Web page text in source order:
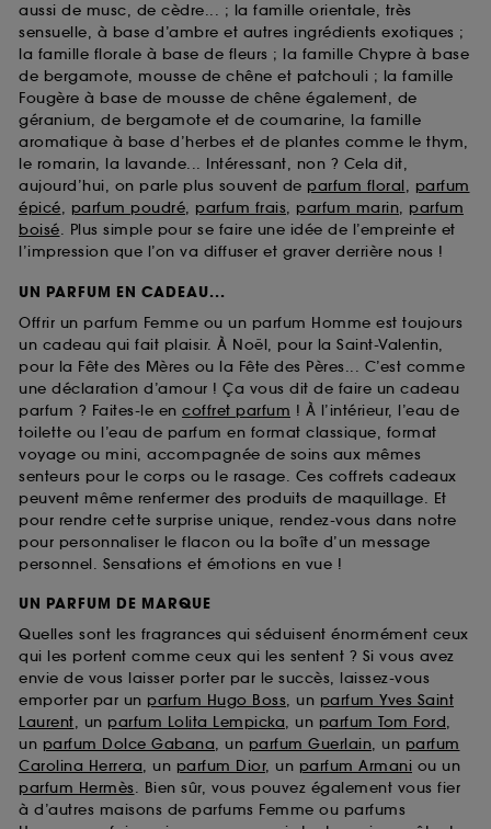
aussi de musc, de cèdre... ; la famille orientale, très
sensuelle, à base d’ambre et autres ingrédients exotiques ;
la famille florale à base de fleurs ; la famille Chypre à base
de bergamote, mousse de chêne et patchouli ; la famille
Fougère à base de mousse de chêne également, de
géranium, de bergamote et de coumarine, la famille
aromatique à base d’herbes et de plantes comme le thym,
le romarin, la lavande... Intéressant, non ? Cela dit,
aujourd’hui, on parle plus souvent de parfum floral, parfum
épicé, parfum poudré, parfum frais, parfum marin, parfum
boisé. Plus simple pour se faire une idée de l’empreinte et
l’impression que l’on va diffuser et graver derrière nous !
UN PARFUM EN CADEAU...
Offrir un parfum Femme ou un parfum Homme est toujours
un cadeau qui fait plaisir. À Noël, pour la Saint-Valentin,
pour la Fête des Mères ou la Fête des Pères... C’est comme
une déclaration d’amour ! Ça vous dit de faire un cadeau
parfum ? Faites-le en coffret parfum ! À l’intérieur, l’eau de
toilette ou l’eau de parfum en format classique, format
voyage ou mini, accompagnée de soins aux mêmes
senteurs pour le corps ou le rasage. Ces coffrets cadeaux
peuvent même renfermer des produits de maquillage. Et
pour rendre cette surprise unique, rendez-vous dans notre
pour personnaliser le flacon ou la boîte d’un message
personnel. Sensations et émotions en vue !
UN PARFUM DE MARQUE
Quelles sont les fragrances qui séduisent énormément ceux
qui les portent comme ceux qui les sentent ? Si vous avez
envie de vous laisser porter par le succès, laissez-vous
emporter par un parfum Hugo Boss, un parfum Yves Saint
Laurent, un parfum Lolita Lempicka, un parfum Tom Ford,
un parfum Dolce Gabana, un parfum Guerlain, un parfum
Carolina Herrera, un parfum Dior, un parfum Armani ou un
parfum Hermès. Bien sûr, vous pouvez également vous fier
à d’autres maisons de parfums Femme ou parfums